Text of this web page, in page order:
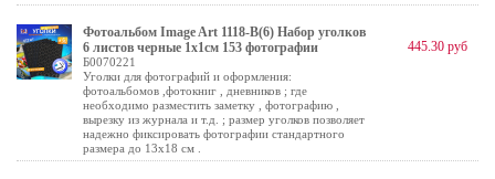
Фотоальбом Image Art 1118-В(6) Набор уголков
6 листов черные 1х1см 153 фотографии
Б0070221
Уголки для фотографий и оформления:
фотоальбомов ,фотокниг , дневников ; где
необходимо разместить заметку , фотографию ,
вырезку из журнала и т.д. ; размер уголков позволяет
надежно фиксировать фотографии стандартного
размера до 13х18 см .
445.30 руб